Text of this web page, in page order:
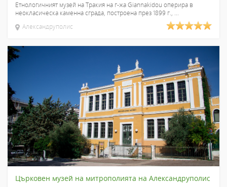
Етнологичният музей на Тракия на г-жа Giannakidou оперира в
неокласическа каменна сграда, построена през 1899 г., ...
Александруполис
Църковен музей на митрополията на Александруполис